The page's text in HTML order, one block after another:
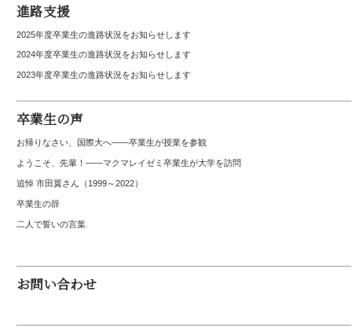
進路支援
2025年度卒業生の進路状況をお知らせします
2024年度卒業生の進路状況をお知らせします
2023年度卒業生の進路状況をお知らせします
卒業生の声
お帰りなさい、国際大へ――卒業生が授業を参観
ようこそ、先輩！――マクマレイゼミ卒業生が大学を訪問
追悼 市田翼さん（1999～2022）
卒業生の辞
二人で誓いの言葉
お問い合わせ